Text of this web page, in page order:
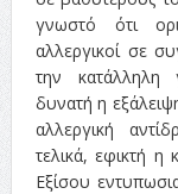
γνωστό ότι
αλλεργικοί σε
την κατάλληλη
δυνατή η
αλλεργική
τελικά, εφικτή
Εξίσου